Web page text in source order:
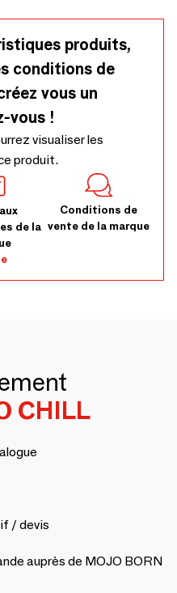
traverser le coussin
flottaison stable. Ultra-
ce modèle est conçu et
design, logistique), alliant
innovation textile
Dimensions : 170 x
: 380 Litres de
effectué en
amovible et lavable en
Mesh 3D (Texture Nid
Origine : Conçu, garni et
produits,
conditions de
vous un
vous !
visualiser les
produit.
de la
Conditions de
vente de la marque
CHILL
/ devis
auprès de MOJO BORN